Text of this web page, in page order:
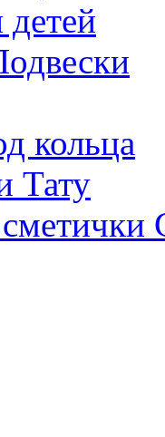
детей
кольца
Тату